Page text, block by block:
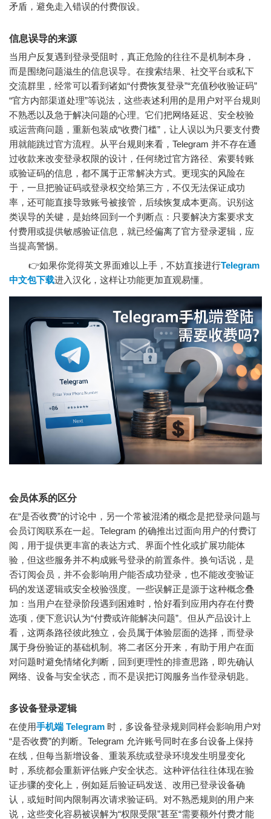
矛盾，避免走入错误的付费假设。
信息误导的来源
当用户反复遇到登录受阻时，真正危险的往往不是机制本身，
而是围绕问题滋生的信息误导。在搜索结果、社交平台或私下
交流群里，经常可以看到诸如“付费恢复登录”“充值秒收验证码”
“官方内部渠道处理”等说法，这些表述利用的是用户对平台规则
不熟悉以及急于解决问题的心理。它们把网络延迟、安全校验
或运营商问题，重新包装成“收费门槛”，让人误以为只要支付费
用就能跳过官方流程。从平台规则来看，Telegram 并不存在通
过收款来改变登录权限的设计，任何绕过官方路径、索要转账
或验证码的信息，都不属于正常解决方式。更现实的风险在
于，一旦把验证码或登录权交给第三方，不仅无法保证成功
率，还可能直接导致账号被接管，后续恢复成本更高。识别这
类误导的关键，是始终回到一个判断点：只要解决方案要求支
付费用或提供敏感验证信息，就已经偏离了官方登录逻辑，应
当提高警惕。
👉如果你觉得英文界面难以上手，不妨直接进行Telegram
中文包下载进入汉化，这样让功能更加直观易懂。
会员体系的区分
在“是否收费”的讨论中，另一个常被混淆的概念是把登录问题与
会员订阅联系在一起。Telegram 的确推出过面向用户的付费订
阅，用于提供更丰富的表达方式、界面个性化或扩展功能体
验，但这些服务并不构成账号登录的前置条件。换句话说，是
否订阅会员，并不会影响用户能否成功登录，也不能改变验证
码的发送逻辑或安全校验强度。一些误解正是源于这种概念叠
加：当用户在登录阶段遇到困难时，恰好看到应用内存在付费
选项，便下意识认为“付费或许能解决问题”。但从产品设计上
看，这两条路径彼此独立，会员属于体验层面的选择，而登录
属于身份验证的基础机制。将二者区分开来，有助于用户在面
对问题时避免情绪化判断，回到更理性的排查思路，即先确认
网络、设备与安全状态，而不是误把订阅服务当作登录钥匙。
多设备登录逻辑
在使用手机端 Telegram 时，多设备登录规则同样会影响用户对
“是否收费”的判断。Telegram 允许账号同时在多台设备上保持
在线，但每当新增设备、重装系统或登录环境发生明显变化
时，系统都会重新评估账户安全状态。这种评估往往体现在验
证步骤的变化上，例如延后验证码发送、改用已登录设备确
认，或短时间内限制再次请求验证码。对不熟悉规则的用户来
说，这些变化容易被误解为“权限受限”甚至“需要额外付费才能